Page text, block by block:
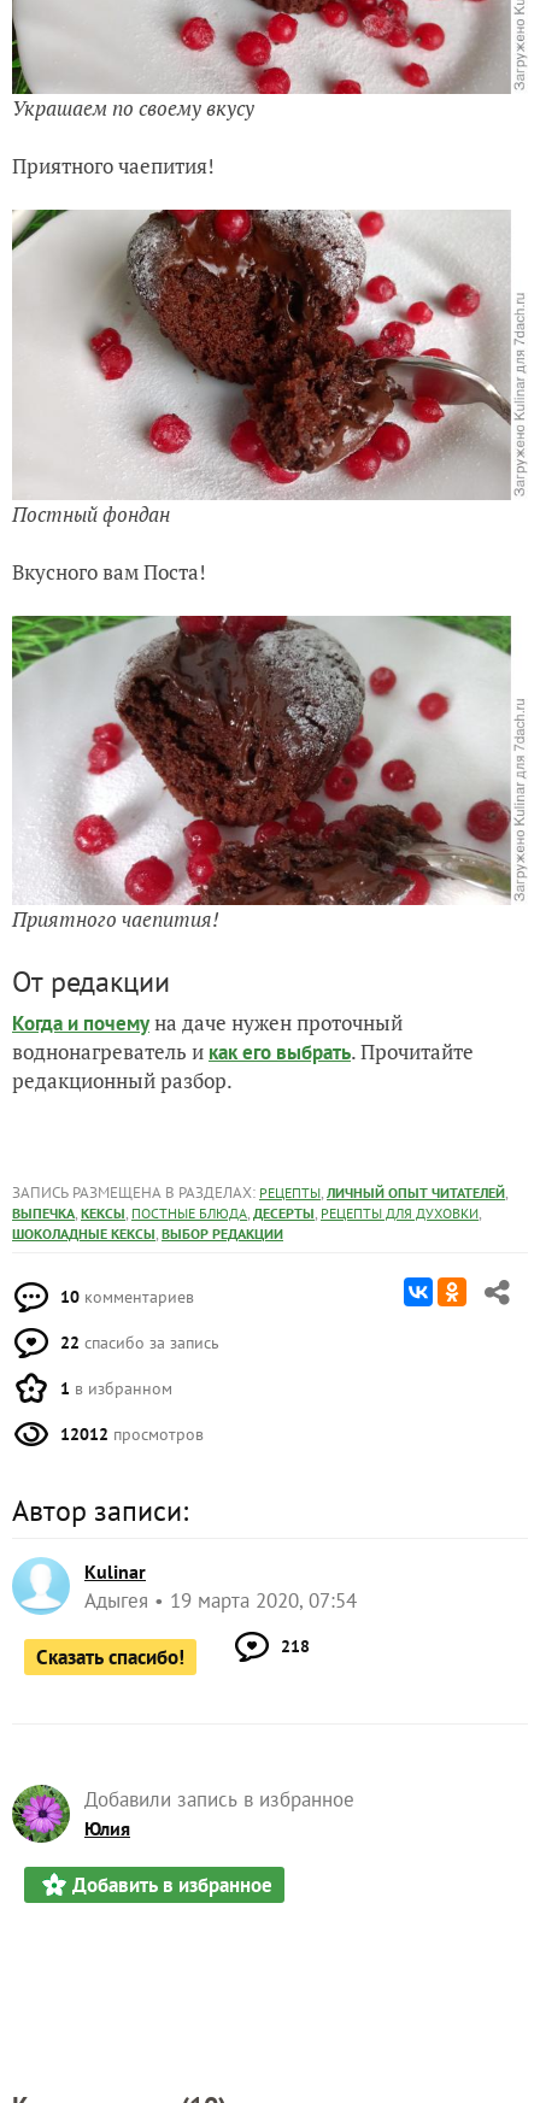
Украшаем по своему вкусу
Приятного чаепития!
Постный фондан
Вкусного вам Поста!
Приятного чаепития!
От редакции
Когда и почемуна даче нужен проточный
воднонагреватель и как его выбрать. Прочитайте
редакционный разбор.
ЗАПИСЬ РАЗМЕЩЕНА В РАЗДЕЛАХ: РЕЦЕПТЫ, ЛИЧНЫЙ ОПЫТ ЧИТАТЕЛЕЙ,
ВЫПЕЧКА, КЕКСЫ, ПОСТНЫЕ БЛЮДА, ДЕСЕРТЫ, РЕЦЕПТЫ ДЛЯ ДУХОВКИ,
ШОКОЛАДНЫЕ КЕКСЫ, ВЫБОР РЕДАКЦИИ
10 комментариев
22 спасибо за запись
1 в избранном
12012 просмотров
Автор записи:
Kulinar
Адыгея 19 марта 2020, 07:54
Сказать спасибо! 218
Добавили запись в избранное
Юлия
Добавить в избранное